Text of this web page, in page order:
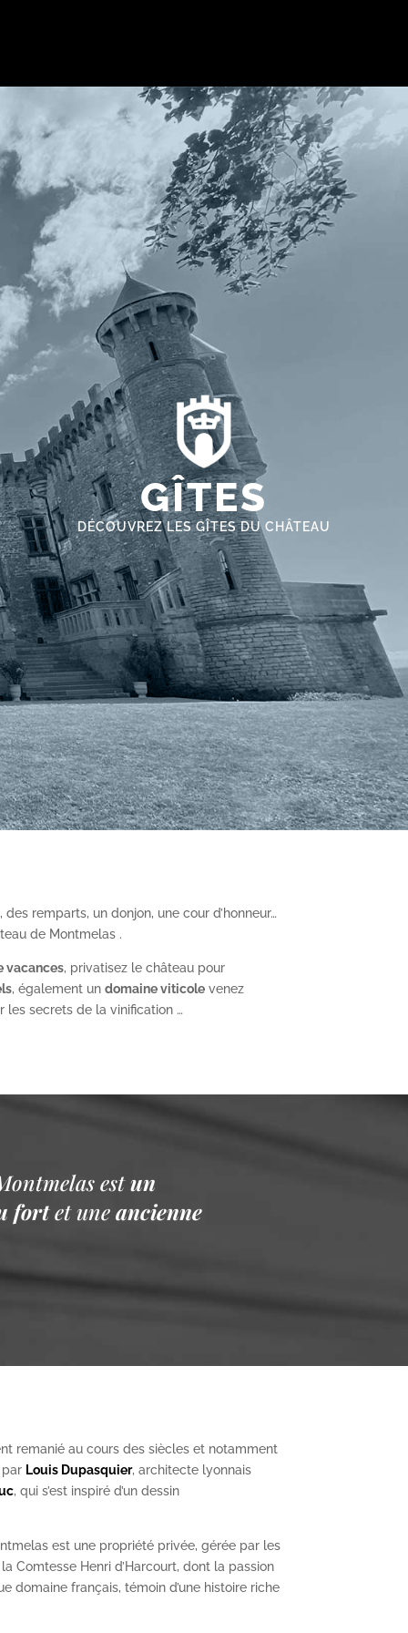
GÎTES
DÉCOUVREZ LES GÎTES DU CHÂTEAU
remparts, un donjon, une cour d’honneur…
de Montmelas .
vacances, privatisez le château pour
, également un domaine viticolevenez
les secrets de la vinification …
est un
fort et une ancienne
remanié au cours des siècles et notamment
par Louis Dupasquier, architecte lyonnais
, qui s’est inspiré d’un dessin
est une propriété privée, gérée par les
Comtesse Henri d’Harcourt, dont la passion
domaine français, témoin d’une histoire riche